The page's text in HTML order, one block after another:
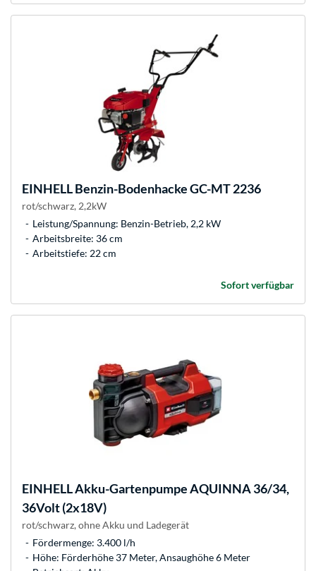
EINHELLBenzin-Bodenhacke GC-MT 2236
rot/schwarz, 2,2kW
Leistung/Spannung: Benzin-Betrieb, 2,2 kW
Arbeitsbreite: 36 cm
Arbeitstiefe: 22 cm
Sofort verfügbar
EINHELLAkku-Gartenpumpe AQUINNA 36/34,
36Volt (2x18V)
rot/schwarz, ohne Akku und Ladegerät
Fördermenge: 3.400 l/h
Höhe: Förderhöhe 37 Meter, Ansaughöhe 6 Meter